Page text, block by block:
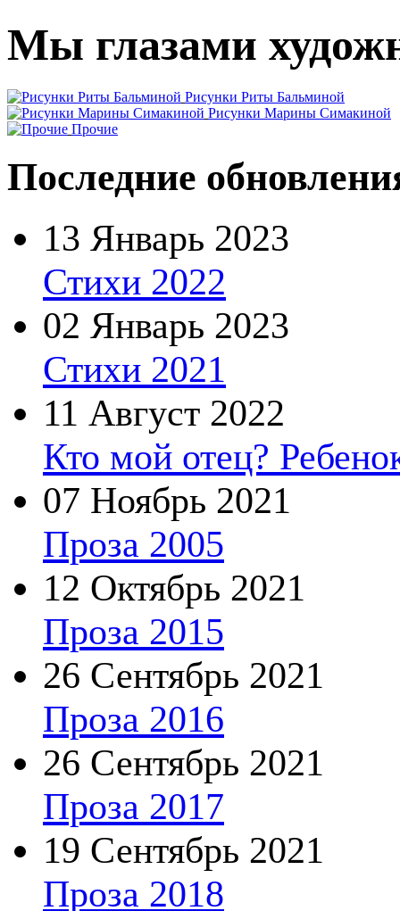
Мы глазами
Рисунки Риты Бальминой
Рисунки Марины Симакиной
Прочие
Последние
13 Январь 2023
Стихи 2022
02 Январь 2023
Стихи 2021
11 Август 2022
Кто мой отец?
07 Ноябрь 2021
Проза 2005
12 Октябрь 2021
Проза 2015
26 Сентябрь 2021
Проза 2016
26 Сентябрь 2021
Проза 2017
19 Сентябрь 2021
Проза 2018